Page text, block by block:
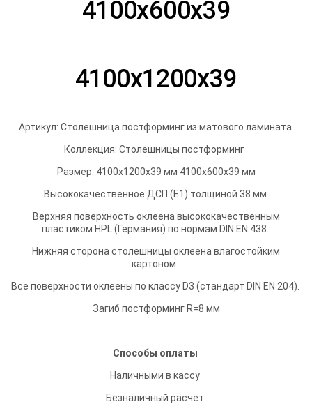
4100х600х39
4100х1200х39
Артикул: Столешница постформинг из матового ламината
Коллекция: Столешницы постформинг
Размер: 4100х1200х39 мм 4100х600х39 мм
Высококачественное ДСП (Е1) толщиной 38 мм
Верхняя поверхность оклеена высококачественным
пластиком HPL (Германия) по нормам DIN EN 438.
Нижняя сторона столешницы оклеена влагостойким
картоном.
Все поверхности оклеены по классу D3 (стандарт DIN EN 204).
Загиб постформинг R=8 мм
Способы оплаты
Наличными в кассу
Безналичный расчет